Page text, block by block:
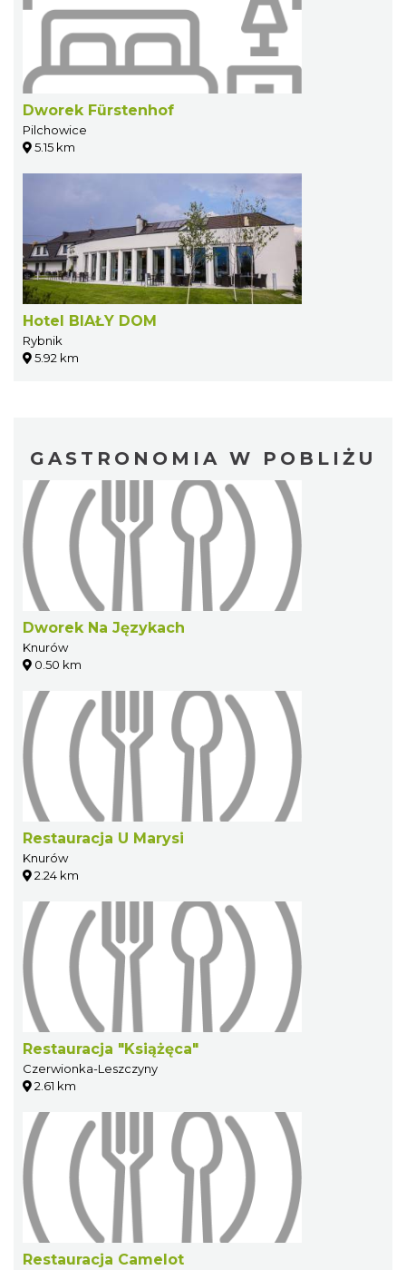
Dworek Fürstenhof
Pilchowice
5.15 km
Hotel BIAŁY DOM
Rybnik
5.92 km
GASTRONOMIA W POBLIŻU
Dworek Na Językach
Knurów
0.50 km
Restauracja U Marysi
Knurów
2.24 km
Restauracja "Książęca"
Czerwionka-Leszczyny
2.61 km
Restauracja Camelot